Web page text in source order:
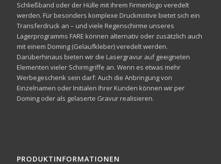
Schließband oder der Hülle mit ihrem Firmenlogo veredelt
werden. Für besonders komplexe Druckmotive bietet sich ein
Transferdruck an – und viele Regenschirme unseres
Lagerprogramms FARE können alternativ oder zusätzlich auch
mit einem Doming (Gelaufkleber) veredelt werden.
Darüberhinaus bieten wir die Lasergravur auf geeigneten
Elementen vieler Schirmgriffe an. Wenn es etwas mehr
Werbegeschenk sein darf: Auch die Anbringung von
Einzelnamen oder Initialen Ihrer Kunden können wir per
Doming oder als gelaserte Gravur realisieren.
PRODUKTINFORMATIONEN